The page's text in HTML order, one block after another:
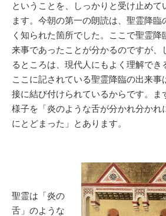
ということを、しっかりと受け止めて
ます。今朝の第一の朗読は、聖霊降臨
く知られた箇所でした。ここで聖霊降
来事であったことが分かるのですが、
るところは、現代人にもよく理解でき
ここに記されている聖霊降臨の出来事
接に結び付けられているからです。ま
様子を「炎のような舌が分かれ分かれ
にとどまった」とあります。
聖霊は「炎の
舌」のような